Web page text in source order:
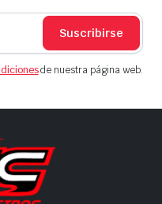
Suscribirse
de nuestra página web.